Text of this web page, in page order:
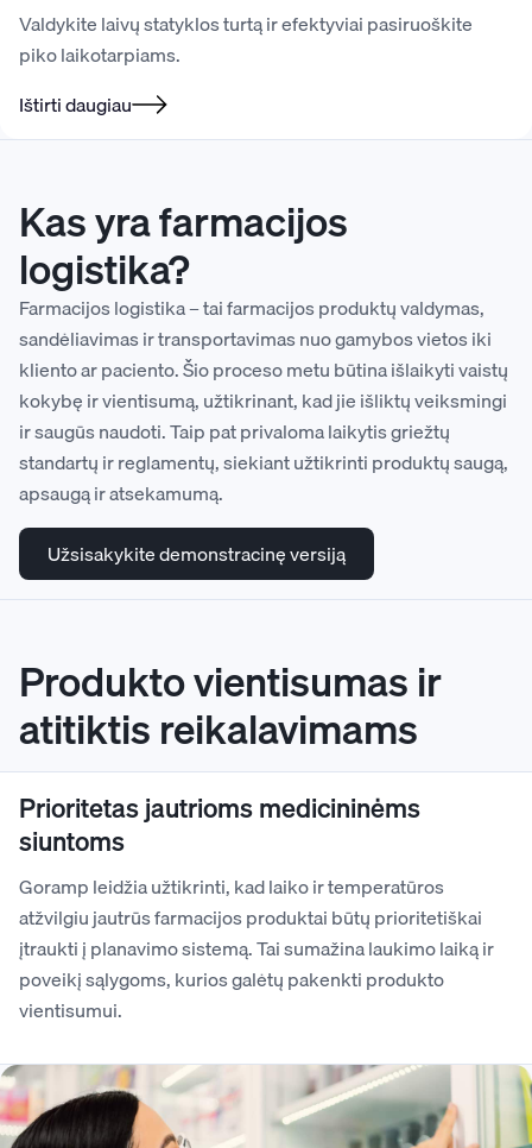
Valdykite laivų statyklos turtą ir efektyviai pasiruoškite
piko laikotarpiams.
Ištirti daugiau
Kas yra farmacijos
logistika?
Farmacijos logistika – tai farmacijos produktų valdymas,
sandėliavimas ir transportavimas nuo gamybos vietos iki
kliento ar paciento. Šio proceso metu būtina išlaikyti vaistų
kokybę ir vientisumą, užtikrinant, kad jie išliktų veiksmingi
ir saugūs naudoti. Taip pat privaloma laikytis griežtų
standartų ir reglamentų, siekiant užtikrinti produktų saugą,
apsaugą ir atsekamumą.
Užsisakykite demonstracinę versiją
Produkto vientisumas ir
atitiktis reikalavimams
Prioritetas jautrioms medicininėms
siuntoms
Goramp leidžia užtikrinti, kad laiko ir temperatūros
atžvilgiu jautrūs farmacijos produktai būtų prioritetiškai
įtraukti į planavimo sistemą. Tai sumažina laukimo laiką ir
poveikį sąlygoms, kurios galėtų pakenkti produkto
vientisumui.